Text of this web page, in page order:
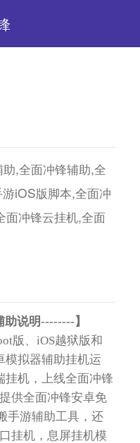
,全面冲锋辅助,全
iOS版脚本,全面冲
面冲锋云挂机,全面
助说明--------】
版、iOS越狱版和
模拟器辅助挂机运
挂机，上线全面冲锋
供全面冲锋安卓免
手游辅助工具，还
挂机，息屏挂机模